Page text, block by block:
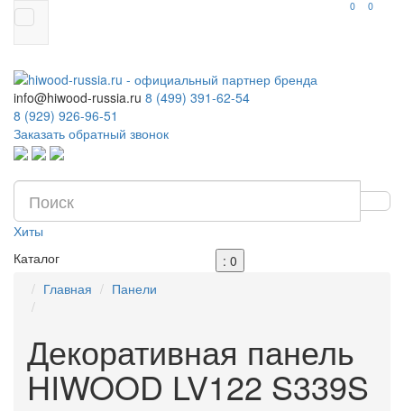
0 0
info@hiwood-russia.ru 8 (499) 391-62-54
8 (929) 926-96-51
Заказать обратный звонок
Хиты
Каталог
: 0
Главная
Панели
Декоративная панель
HIWOOD LV122 S339S